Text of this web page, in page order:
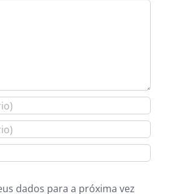
dados para a próxima vez